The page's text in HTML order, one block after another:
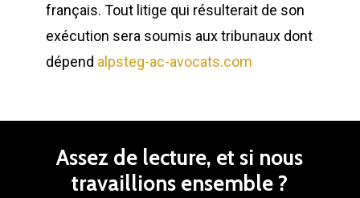
français. Tout litige qui résulterait de son
exécution sera soumis aux tribunaux dont
dépend alpsteg-ac-avocats.com
Assez de lecture, et si nous
travaillions ensemble ?